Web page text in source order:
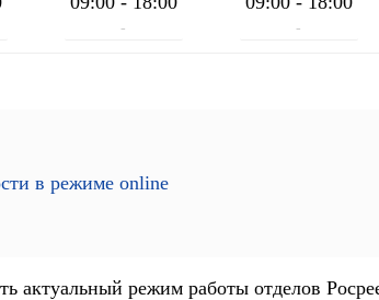
- -
в режиме online
актуальный режим работы отделов